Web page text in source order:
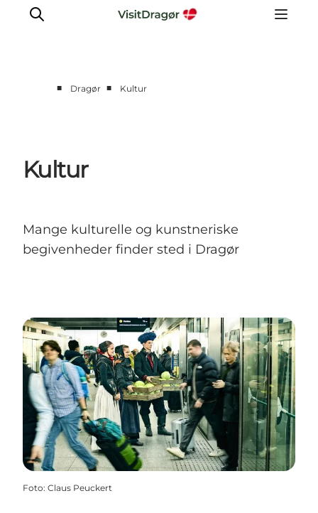
Byliv & Mad
Natur & Friluftsliv
Praktisk
■ Dragør ■ Kultur
Kultur
Mange kulturelle og kunstneriske
begivenheder finder sted i Dragør
Foto: Claus Peuckert